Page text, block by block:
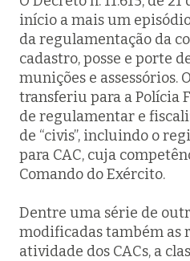
início a mais um
da regulamentação da
cadastro, posse e porte
munições e assessórios.
transferiu para a Polícia
de regulamentar e
de “civis”, incluindo o
para CAC, cuja
Comando do Exército.
Dentre uma série de
modificadas também as
atividade dos CACs, a